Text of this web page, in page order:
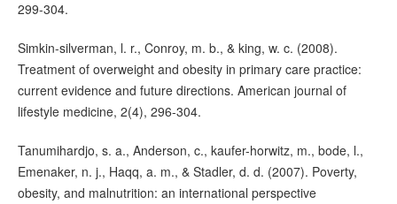
299-304.
Simkin-silverman, l. r., Conroy, m. b., & king, w. c. (2008).
Treatment of overweight and obesity in primary care practice:
current evidence and future directions. American journal of
lifestyle medicine, 2(4), 296-304.
Tanumihardjo, s. a., Anderson, c., kaufer-horwitz, m., bode, l.,
Emenaker, n. j., Haqq, a. m., & Stadler, d. d. (2007). Poverty,
obesity, and malnutrition: an international perspective